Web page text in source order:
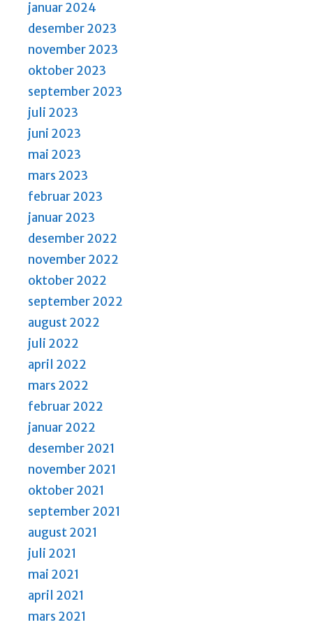
januar 2024
desember 2023
november 2023
oktober 2023
september 2023
juli 2023
juni 2023
mai 2023
mars 2023
februar 2023
januar 2023
desember 2022
november 2022
oktober 2022
september 2022
august 2022
juli 2022
april 2022
mars 2022
februar 2022
januar 2022
desember 2021
november 2021
oktober 2021
september 2021
august 2021
juli 2021
mai 2021
april 2021
mars 2021